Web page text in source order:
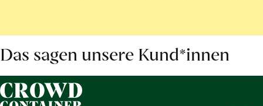
Das sagen unsere Kund*innen